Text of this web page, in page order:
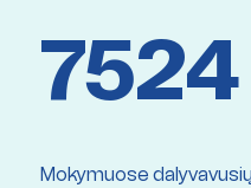
7524
Mokymuose